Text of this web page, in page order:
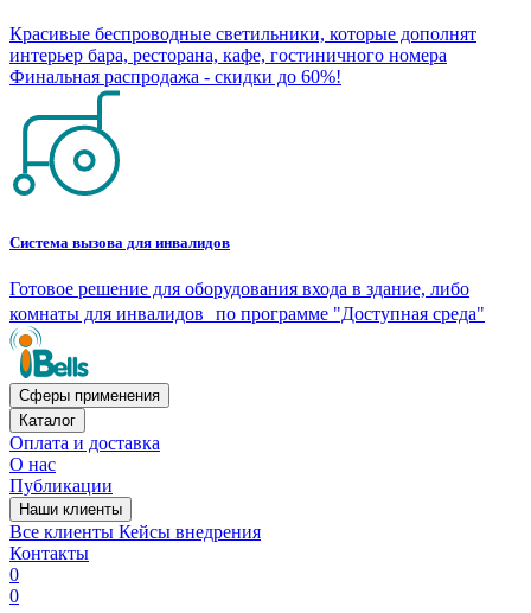
Красивые беспроводные светильники, которые дополнят
интерьер бара, ресторана, кафе, гостиничного номера
Финальная распродажа - скидки до 60%!
Система вызова для инвалидов
Готовое решение для оборудования входа в здание, либо
комнаты для инвалидов по программе "Доступная среда"
Сферы применения
Каталог
Оплата и доставка
О нас
Публикации
Наши клиенты
Все клиенты Кейсы внедрения
Контакты
0
0